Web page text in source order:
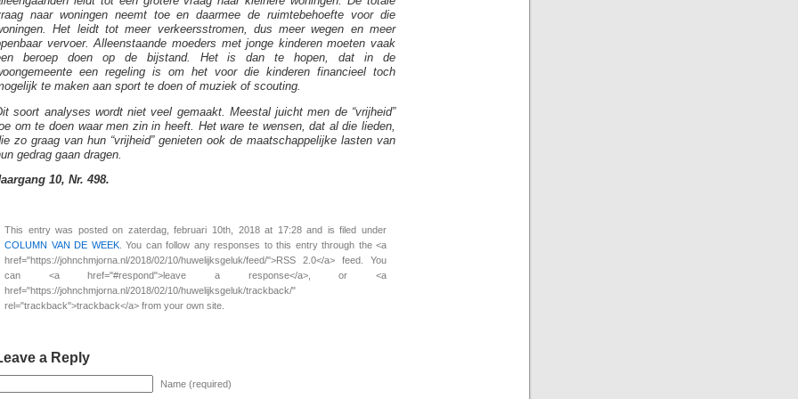
naar woningen neemt toe en daarmee de ruimtebehoefte voor die
Het leidt tot meer verkeersstromen, dus meer wegen en meer
vervoer. Alleenstaande moeders met jonge kinderen moeten vaak
beroep doen op de bijstand. Het is dan te hopen, dat in de
een regeling is om het voor die kinderen financieel toch
te maken aan sport te doen of muziek of scouting.
soort analyses wordt niet veel gemaakt. Meestal juicht men de “vrijheid”
om te doen waar men zin in heeft. Het ware te wensen, dat al die lieden,
zo graag van hun “vrijheid” genieten ook de maatschappelijke lasten van
gedrag gaan dragen.
10, Nr. 498.
This entry was posted on zaterdag, februari 10th, 2018 at 17:28 and is filed under
COLUMN VAN DE WEEK. You can follow any responses to this entry through the <a
href="https://johnchmjorna.nl/2018/02/10/huwelijksgeluk/feed/">RSS 2.0</a> feed. You
can <a href="#respond">leave a response</a>, or <a
href="https://johnchmjorna.nl/2018/02/10/huwelijksgeluk/trackback/"
rel="trackback">trackback</a> from your own site.
a Reply
Name (required)